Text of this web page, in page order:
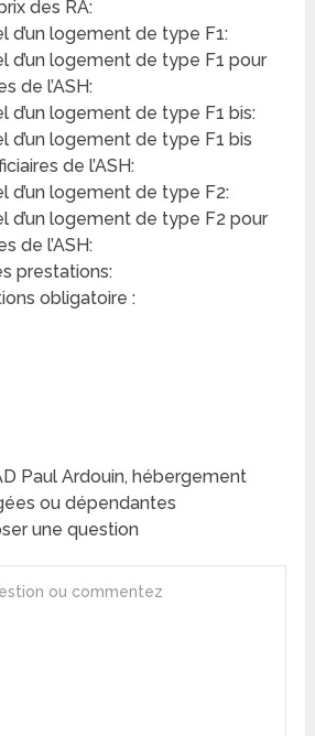
des RA:
d’un logement de type F1:
d’un logement de type F1 pour
de l’ASH:
d’un logement de type F1 bis:
d’un logement de type F1 bis
de l’ASH:
d’un logement de type F2:
d’un logement de type F2 pour
de l’ASH:
prestations:
obligatoire :
Paul Ardouin, hébergement
ou dépendantes
une question